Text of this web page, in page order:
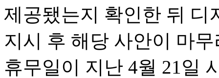
제공됐는지 확인한 뒤 디
지시 후 해당 사안이 마
휴무일이 지난 4월 21일